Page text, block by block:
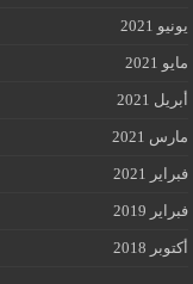
يونيو 2021
مايو 2021
أبريل 2021
مارس 2021
فبراير 2021
فبراير 2019
أكتوبر 2018